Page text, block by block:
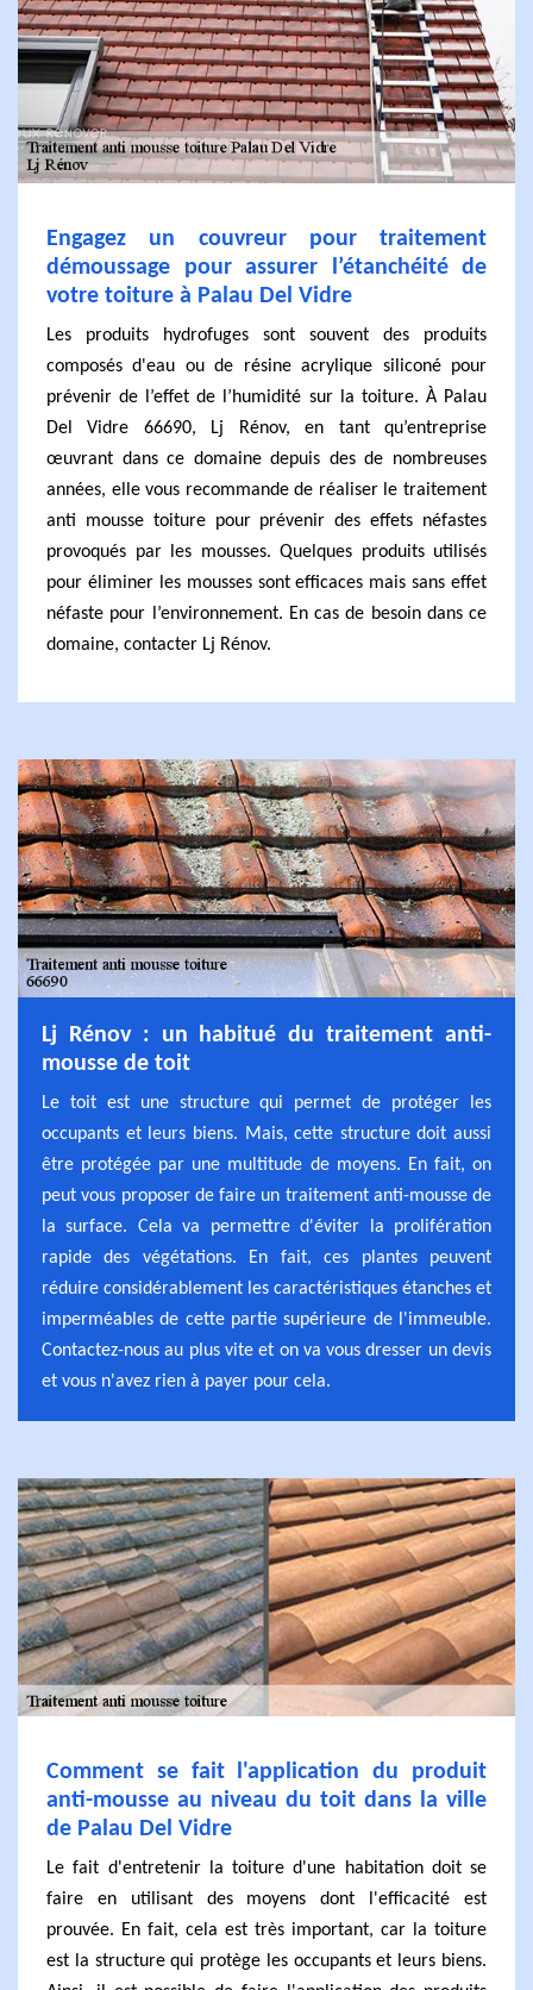
Engagez un couvreur pour traitement
démoussage pour assurer l’étanchéité de
votre toiture à Palau Del Vidre
Les produits hydrofuges sont souvent des produits
composés d'eau ou de résine acrylique siliconé pour
prévenir de l’effet de l’humidité sur la toiture. À Palau
Del Vidre 66690, Lj Rénov, en tant qu’entreprise
œuvrant dans ce domaine depuis des de nombreuses
années, elle vous recommande de réaliser le traitement
anti mousse toiture pour prévenir des effets néfastes
provoqués par les mousses. Quelques produits utilisés
pour éliminer les mousses sont efficaces mais sans effet
néfaste pour l’environnement. En cas de besoin dans ce
domaine, contacter Lj Rénov.
Lj Rénov : un habitué du traitement anti-
mousse de toit
Le toit est une structure qui permet de protéger les
occupants et leurs biens. Mais, cette structure doit aussi
être protégée par une multitude de moyens. En fait, on
peut vous proposer de faire un traitement anti-mousse de
la surface. Cela va permettre d'éviter la prolifération
rapide des végétations. En fait, ces plantes peuvent
réduire considérablement les caractéristiques étanches et
imperméables de cette partie supérieure de l'immeuble.
Contactez-nous au plus vite et on va vous dresser un devis
et vous n'avez rien à payer pour cela.
Comment se fait l'application du produit
anti-mousse au niveau du toit dans la ville
de Palau Del Vidre
Le fait d'entretenir la toiture d'une habitation doit se
faire en utilisant des moyens dont l'efficacité est
prouvée. En fait, cela est très important, car la toiture
est la structure qui protège les occupants et leurs biens.